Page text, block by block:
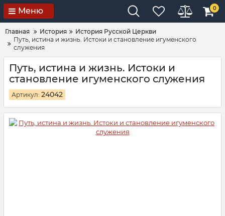
Меню 0
Главная История
История Русской Церкви
Путь, истина и жизнь. Истоки и становление игуменского
служения
Путь, истина и жизнь. Истоки и
становление игуменского служения
Артикул: 24042